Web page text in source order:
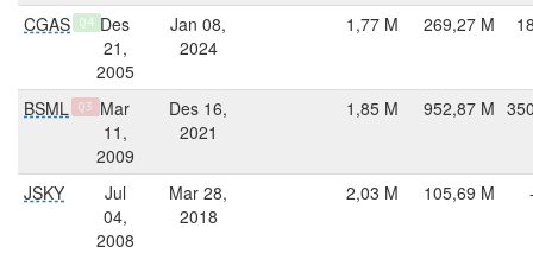
CGAS Q4 Des
21,
2005
Jan 08,
2024
1,77 M 269,27 M
BSML Q3
Mar
11,
2009
Des 16,
2021
1,85 M 952,87 M
JSKY
Jul
04,
2008
Mar 28,
2018
2,03 M 105,69 M